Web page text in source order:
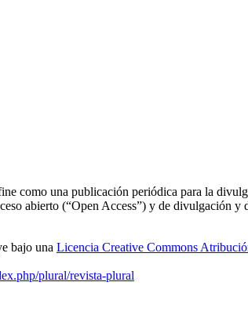
como una publicación periódica para la
abierto (“Open Access”) y de divulgación y
bajo una Licencia Creative Commons
plural/revista-plural